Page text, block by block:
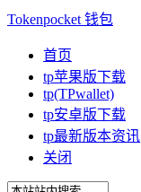
Tokenpocket 钱包
首页
tp苹果版下载
tp(TPwallet)
tp安卓版下载
tp最新版本资讯
关闭